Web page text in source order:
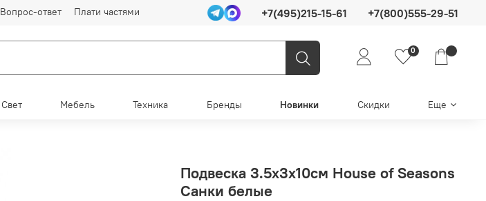
Вопрос-ответ Плати частями +7(495)215-15-61 +7(800)555-29-51
0
Свет Мебель Техника Бренды Новинки Скидки Еще
Подвеска 3.5х3х10см House of Seasons
Санки белые